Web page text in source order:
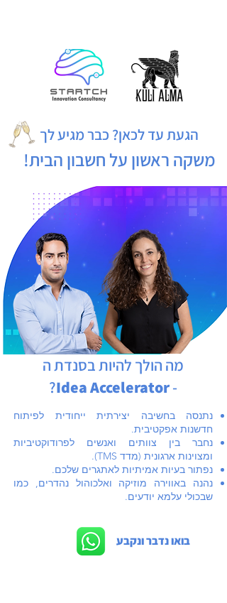
הגעת עד לכאן? כבר מגיע לך
משקה ראשון על חשבון הבית!
מה הולך להיות בסנדת ה
-
Idea Accelerator
?
נתנסה בחשיבה יצירתית ייחודית לפיתוח
חדשנות אפקטיבית.
נחבר בין צוותים ואנשים לפרודוקטיביות
ומצוינות ארגונית (מדד TMS).
נפתור בעיות אמיתיות לאתגרים שלכם.
נהנה באווירה מוזיקה ואלכוהול נהדרים, כמו
שבכולי עלמא יודעים.
בואו נדבר ונקבע